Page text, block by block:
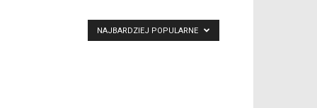
NAJBARDZIEJ POPULARNE